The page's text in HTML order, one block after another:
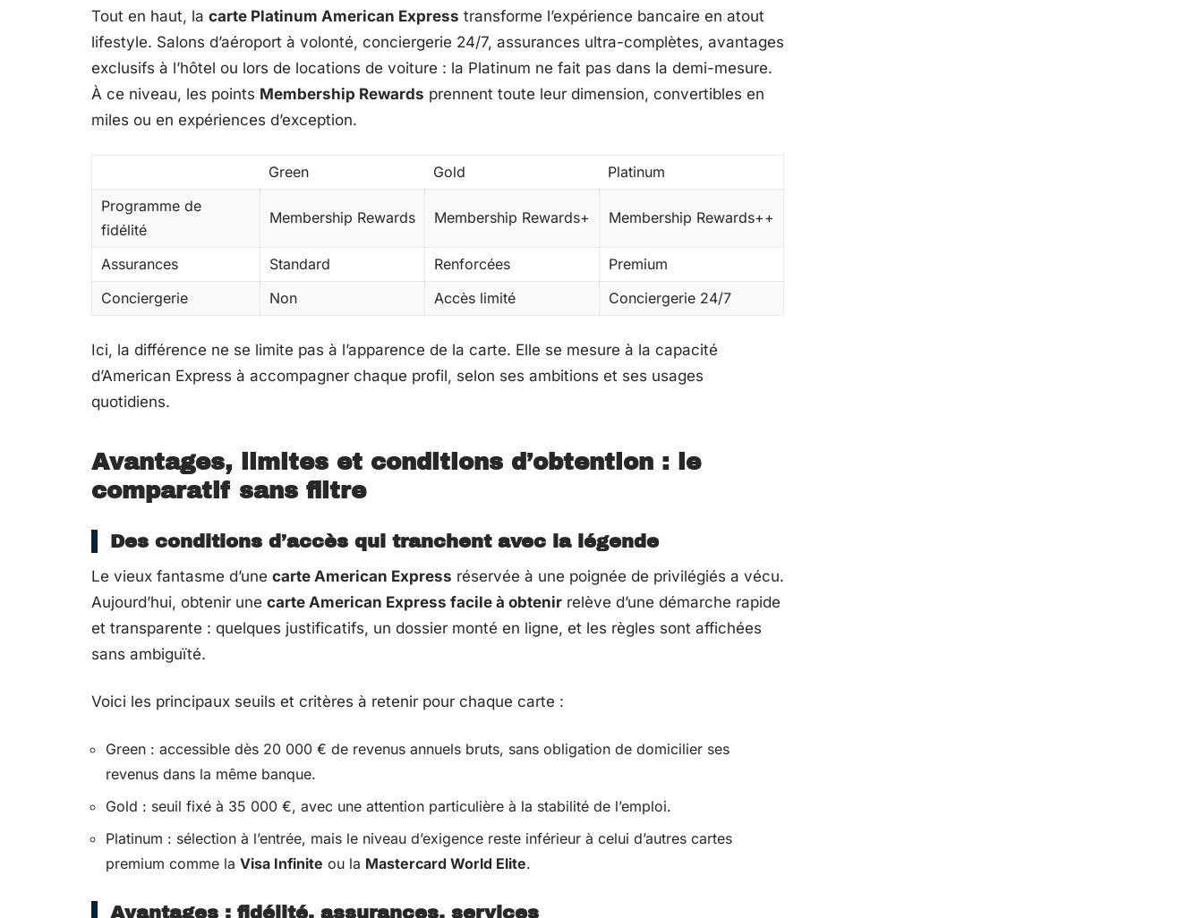
Tout en haut, la carte Platinum American Express transforme l’expérience bancaire en atout
lifestyle. Salons d’aéroport à volonté, conciergerie 24/7, assurances ultra-complètes, avantages
exclusifs à l’hôtel ou lors de locations de voiture : la Platinum ne fait pas dans la demi-mesure.
À ce niveau, les points Membership Rewards prennent toute leur dimension, convertibles en
miles ou en expériences d’exception.
Green Gold
Platinum
Programme de
fidélité
Membership Rewards Membership Rewards+ Membership Rewards++
Assurances Standard Renforcées
Premium
Conciergerie
Non Accès limité Conciergerie 24/7
Ici, la différence ne se limite pas à l’apparence de la carte. Elle se mesure à la capacité
d’American Express à accompagner chaque profil, selon ses ambitions et ses usages
quotidiens.
Avantages, limites et conditions d’obtention : le
comparatif sans filtre
Des conditions d’accès qui tranchent avec la légende
Le vieux fantasme d’une carte American Express réservée à une poignée de privilégiés a vécu.
Aujourd’hui, obtenir une carte American Express facile à obtenir relève d’une démarche rapide
et transparente : quelques justificatifs, un dossier monté en ligne, et les règles sont affichées
sans ambiguïté.
Voici les principaux seuils et critères à retenir pour chaque carte :
Green : accessible dès 20 000 € de revenus annuels bruts, sans obligation de domicilier ses
revenus dans la même banque.
Gold : seuil fixé à 35 000 €, avec une attention particulière à la stabilité de l’emploi.
Platinum : sélection à l’entrée, mais le niveau d’exigence reste inférieur à celui d’autres cartes
premium comme la Visa Infinite ou la Mastercard World Elite.
Avantages : fidélité, assurances, services